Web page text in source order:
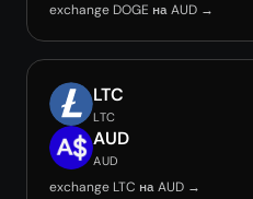
exchange DOGE на AUD →
LTC
LTC
AUD
AUD
exchange LTC на AUD →